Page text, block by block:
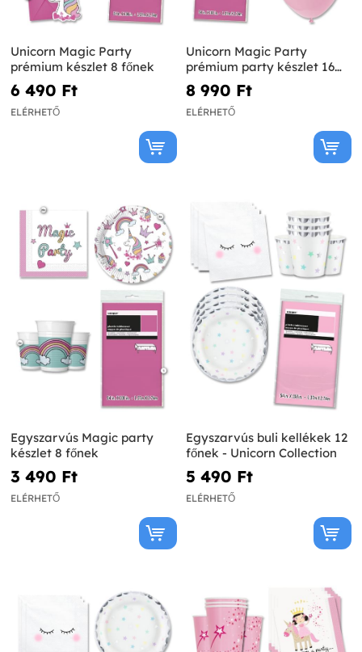
Unicorn Magic Party
prémium készlet 8 főnek
6 490 Ft‎
ELÉRHETŐ
Unicorn Magic Party
prémium party készlet 16
főnek
8 990 Ft‎
ELÉRHETŐ
Egyszarvús Magic party
készlet 8 főnek
3 490 Ft‎
ELÉRHETŐ
Egyszarvús buli kellékek 12
főnek - Unicorn Collection
5 490 Ft‎
ELÉRHETŐ